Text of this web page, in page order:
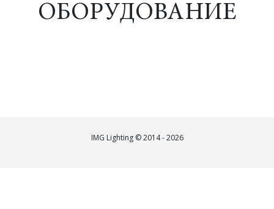
ОБОРУДОВАНИЕ
IMG Lighting © 2014 - 2026